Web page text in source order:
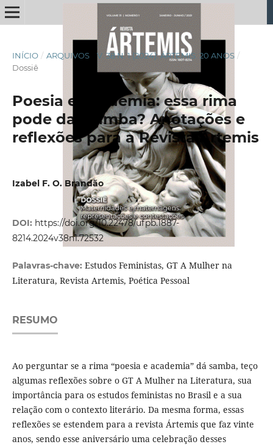
INÍCIO / ARQUIVOS V. 38 N. 1 (2024): ÁRTEMIS: 20 ANOS /
Dossiê
Poesia e academia: essa rima
pode dar samba? Anotações e
reflexões para a Revista Ártemis
Izabel F. O. Brandão
DOI: https://doi.org/10.22478/ufpb.1887-
8214.2024v38n1.72532
Palavras-chave: Estudos Feministas, GT A Mulher na
Literatura, Revista Artemis, Poética Pessoal
RESUMO
Ao perguntar se a rima “poesia e academia” dá samba, teço
algumas reflexões sobre o GT A Mulher na Literatura, sua
importância para os estudos feministas no Brasil e a sua
relação com o contexto literário. Da mesma forma, essas
reflexões se estendem para a revista Ártemis que faz vinte
anos, sendo esse aniversário uma celebração desses